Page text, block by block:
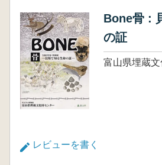
Bone骨 :
の証
富山県埋蔵
レビューを書く